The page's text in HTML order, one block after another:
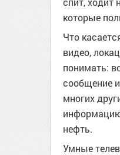
которые
Что
видео,
понимать:
сообщение
многих
нефть.
Умные